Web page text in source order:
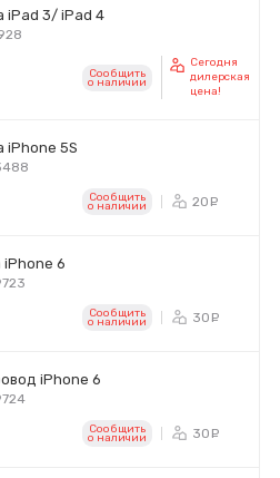
iPad 3/ iPad 4
Сообщить
o наличии
Сегодня
дилерская
цена!
iPhone 5S
Сообщить
o наличии 20
iPhone 6
Сообщить
o наличии 30
iPhone 6
Сообщить
o наличии 30